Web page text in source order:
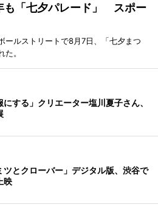
も「七夕パレード」 スポー
ールストリートで8月7日、「七夕まつ
。
にする」クリエーター塩川夏子さん、
ツとクローバー」デジタル版、渋谷で
映